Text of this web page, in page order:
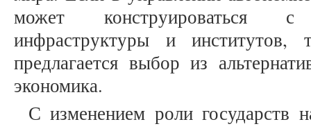
может конструироваться
инфраструктуры и институтов,
предлагается выбор из
экономика.
С изменением роли государств